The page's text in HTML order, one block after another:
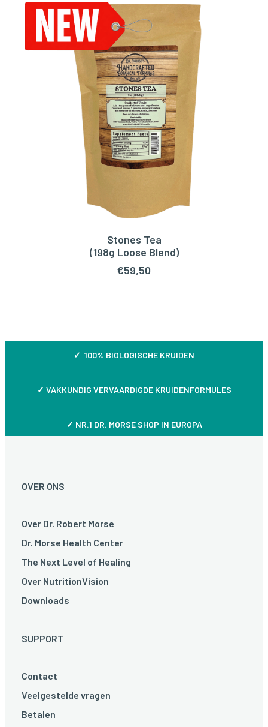
TOEVOEGEN AAN WINKELWAGEN
Stones Tea
(198g Loose Blend)
€59,50
✓ 100% BIOLOGISCHE KRUIDEN
✓ VAKKUNDIG VERVAARDIGDE KRUIDENFORMULES
✓ NR.1 DR. MORSE SHOP IN EUROPA
OVER ONS
Over Dr. Robert Morse
Dr. Morse Health Center
The Next Level of Healing
Over NutritionVision
Downloads
SUPPORT
Contact
Veelgestelde vragen
Betalen